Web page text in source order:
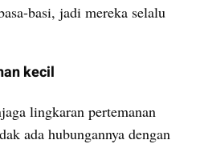
basi, jadi mereka selalu
kecil
lingkaran pertemanan
ada hubungannya dengan